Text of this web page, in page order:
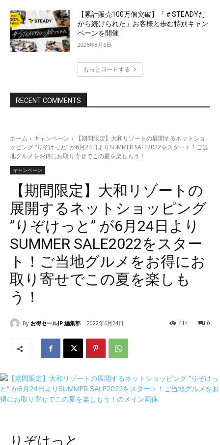
【累計販売100万個突破】「＃STEADYだ
から続けられた」お客様と歩む特別キャン
ペーンを開催
2026年8月6日
もっとロードする
RECENT COMMENTS